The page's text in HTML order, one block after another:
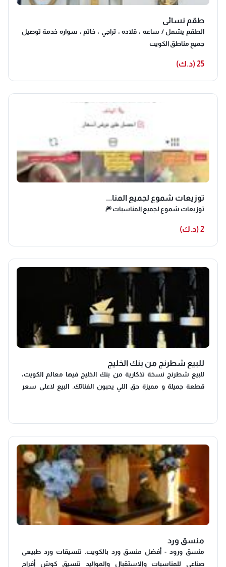
طقم نسائي
الطقم يشمل / ساعه ، قلاده ، تراجي ، خاتم ، سواره خدمة توصيل
جميع مناطق الكويت
25 (د.ك)
توزيعات شموع لجميع المنا...
توزيعات شموع لجميع المناسبات 🎆
2 (د.ك)
للبيع شطرنج من بنك الخليج
للبيع شطرنج نسخة تذكارية من بنك الخليج فيها معالم الكويت،
قطعة جميلة و مميزة حق اللي يحبون الفناتك. البيع لاعلى سعر
منسق ورد
منسق ورود - أفضل منسق ورد بالكويت. تنسيقات ورد طبیعی
صناعي للمناسبات والاستقبال والمواليد تنسيق كوش أفراح